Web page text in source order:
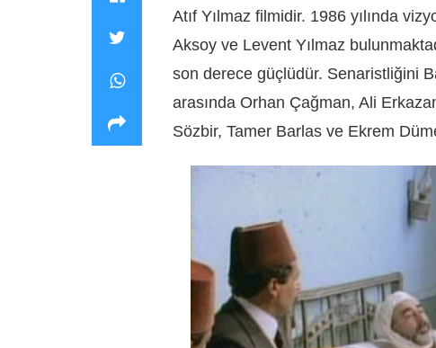
Atıf Yılmaz filmidir. 1986 yılında
Aksoy ve Levent Yılmaz
son derece güçlüdür. Senaristliğini
arasında Orhan Çağman, Ali
Sözbir, Tamer Barlas ve Ekrem